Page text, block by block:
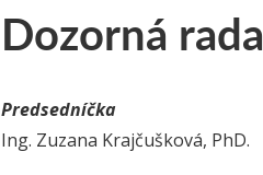
Dozorná rada
Predsedníčka
Ing. Zuzana Krajčušková, PhD.